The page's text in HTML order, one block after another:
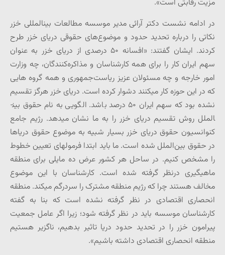
مزیت رقابتی است».
در ادامه نشست دکتر آرائی مدیر موسسه مطالعات بین­المللی خزر
نکاتی را درباره تحدید حدود و موضوع‌های حقوقی دریای خزر طرح
کردند. ایشان گفتند: «افسانه ۵۰ درصدی از دریای خزر به عنوان
سهم ایران کار را برای همه کارشناسان و مذاکره‌کنندگان، چه وزارت
امور خارجه و چه مسئولان عزیز ریاست‌جمهوری و همه گروه هایی
که در این حوزه کار می­کنند دشوار کرده است. دریای خزر هرگز تقسیم
نشده بود که سهم ایران ۵۰ درصد باشد. الگویی به نام حقوق بین­
الملل روش تقسیم دریای خزر را به ما نشان می­دهد. رژیم جامع
کنوانسیون حقوق دریای خزر بسیار شبیه به موضوع حقوق دریاها
در حقوق بین‌الملل شده است. ما باید ابتدا فرمول­های تعیین خطوط
را مشخص کنیم. در ساحل هر کشور عرض ده مایلی برای منطقه
ماهیگیری درنظر گرفته شده است. کارشناسان با این موضوع
مخالف هستند چرا که رژیم منطقه مشترک را سردرگم می­کند. منطقه
انحصاری اقتصادی در نظر گرفته نشده است که بنا به گفته
کارشناسان موسسه باید در نظر گرفته شود؛ زیرا اگر عامل جمعیت
پیرامون خزر را در تحدید حدود دریا تاثیر بدهیم، ناگزیر هستیم
منطقه انحصاری اقتصادی داشته باشیم».